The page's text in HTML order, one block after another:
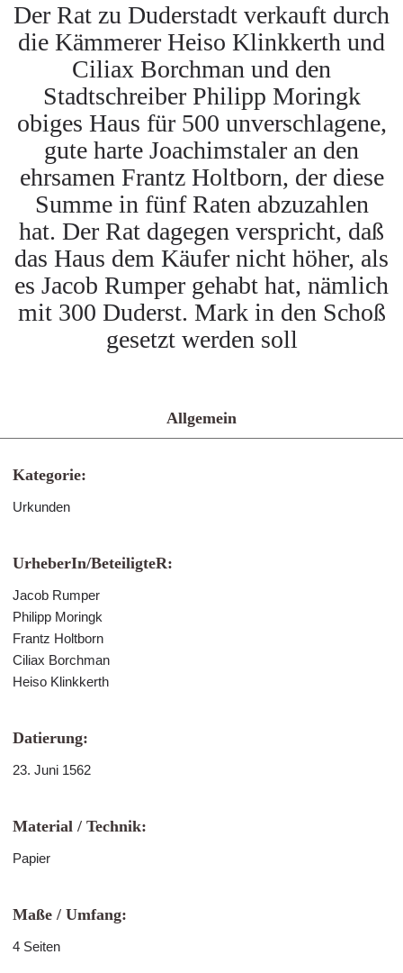
Der Rat zu Duderstadt verkauft durch
die Kämmerer Heiso Klinkkerth und
Ciliax Borchman und den
Stadtschreiber Philipp Moringk
obiges Haus für 500 unverschlagene,
gute harte Joachimstaler an den
ehrsamen Frantz Holtborn, der diese
Summe in fünf Raten abzuzahlen
hat. Der Rat dagegen verspricht, daß
das Haus dem Käufer nicht höher, als
es Jacob Rumper gehabt hat, nämlich
mit 300 Duderst. Mark in den Schoß
gesetzt werden soll
Allgemein
Kategorie:
Urkunden
UrheberIn/BeteiligteR:
Jacob Rumper
Philipp Moringk
Frantz Holtborn
Ciliax Borchman
Heiso Klinkkerth
Datierung:
23. Juni 1562
Material / Technik:
Papier
Maße / Umfang:
4 Seiten